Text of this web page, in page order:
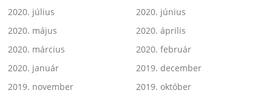
2020. július
2020. június
2020. május
2020. április
2020. március
2020. február
2020. január
2019. december
2019. november
2019. október